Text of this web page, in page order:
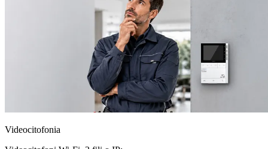
Videocitofonia